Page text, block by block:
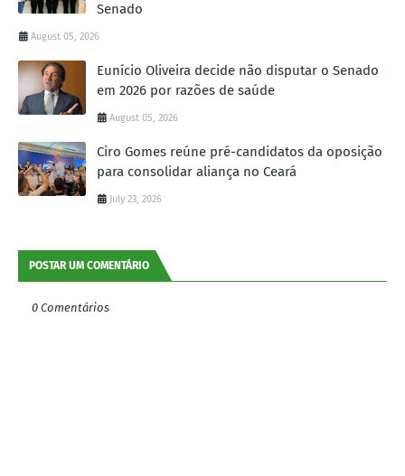
Senado
August 05, 2026
Eunício Oliveira decide não disputar o Senado
em 2026 por razões de saúde
August 05, 2026
Ciro Gomes reúne pré-candidatos da oposição
para consolidar aliança no Ceará
July 23, 2026
POSTAR UM COMENTÁRIO
0 Comentários